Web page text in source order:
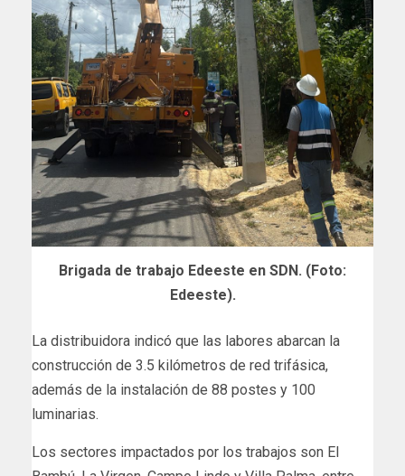
Brigada de trabajo Edeeste en SDN. (Foto:
Edeeste).
La distribuidora indicó que las labores abarcan la
construcción de 3.5 kilómetros de red trifásica,
además de la instalación de 88 postes y 100
luminarias.
Los sectores impactados por los trabajos son El